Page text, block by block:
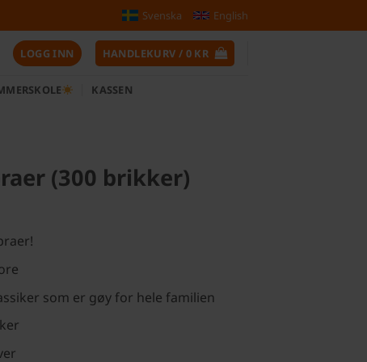
Svenska English
LOGG INN HANDLEKURV / 0 KR
KASSEN
(300 brikker)
som er gøy for hele familien